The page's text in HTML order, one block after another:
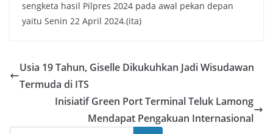
sengketa hasil Pilpres 2024 pada awal pekan depan
yaitu Senin 22 April 2024.(ita)
Usia 19 Tahun, Giselle Dikukuhkan Jadi Wisudawan
Termuda di ITS
Inisiatif Green Port Terminal Teluk Lamong
Mendapat Pengakuan Internasional